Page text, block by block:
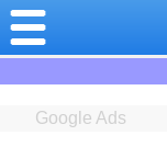
Google Ads